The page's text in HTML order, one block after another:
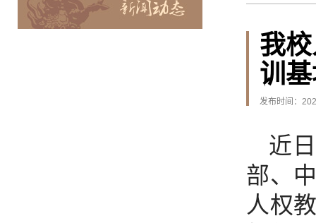
我
训
发布时间：
近
部、
人权